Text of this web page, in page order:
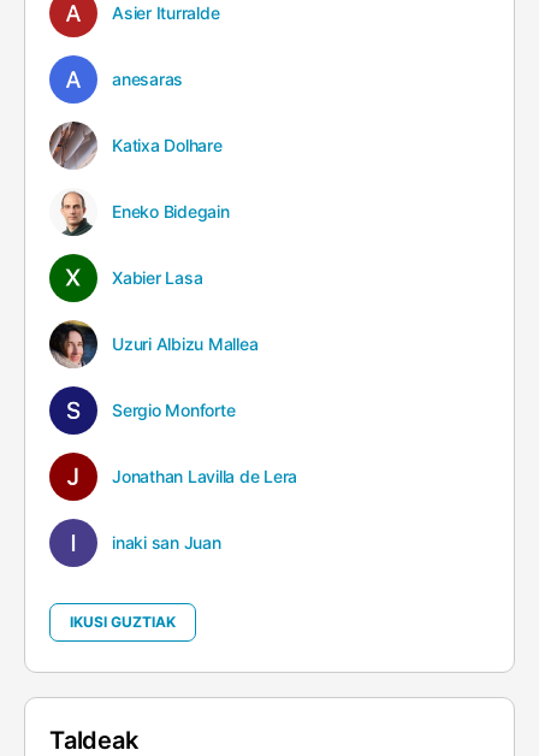
Asier Iturralde
anesaras
Katixa Dolhare
Eneko Bidegain
Xabier Lasa
Uzuri Albizu Mallea
Sergio Monforte
Jonathan Lavilla de Lera
inaki san Juan
IKUSI GUZTIAK
Taldeak